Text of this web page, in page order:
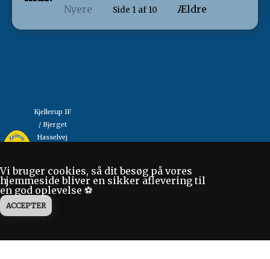
Nyere Side 1 af 10 Ældre
Kjellerup IF
/ Bjerget
Hasselvej
Kjellerup
Tlf: 86 88
17 70
så længe som muligt"
Vi bruger cookies, så dit besøg på vores
hjemmeside bliver en sikker aflevering til
en god oplevelse ⚽